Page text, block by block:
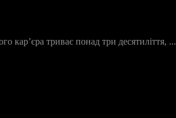
кар’єра триває понад три десятиліття, ...